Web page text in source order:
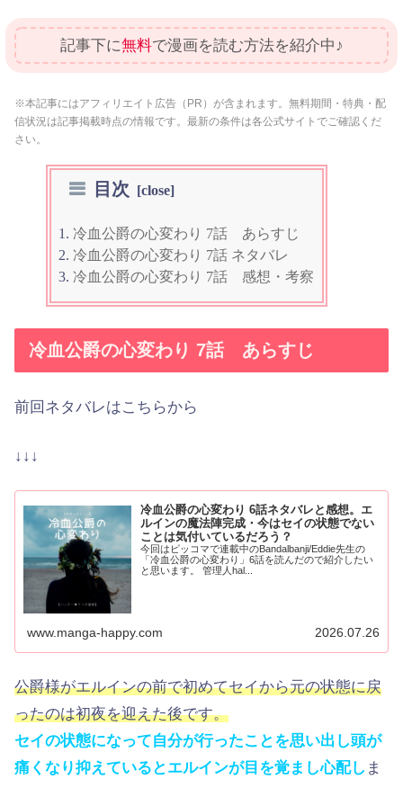
記事下に無料で漫画を読む方法を紹介中♪
※本記事にはアフィリエイト広告（PR）が含まれます。無料期間・特典・配
信状況は記事掲載時点の情報です。最新の条件は各公式サイトでご確認くだ
さい。
目次
冷血公爵の心変わり 7話 あらすじ
冷血公爵の心変わり 7話 ネタバレ
冷血公爵の心変わり 7話 感想・考察
冷血公爵の心変わり 7話 あらすじ
前回ネタバレはこちらから
↓↓↓
冷血公爵の心変わり 6話ネタバレと感想。エ
ルインの魔法陣完成・今はセイの状態でない
ことは気付いているだろう？
今回はピッコマで連載中のBandalbanji/Eddie先生の
「冷血公爵の心変わり」6話を読んだので紹介したい
と思います。 管理人hal...
www.manga-happy.com 2026.07.26
公爵様がエルインの前で初めてセイから元の状態に戻
ったのは初夜を迎えた後です。
セイの状態になって自分が行ったことを思い出し頭が
痛くなり抑えているとエルインが目を覚まし心配し ま